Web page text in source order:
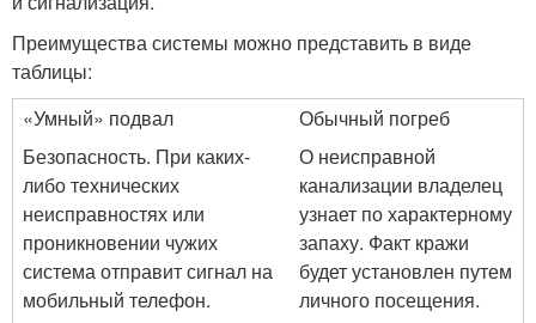
Преимущества системы можно представить в виде
таблицы:
«Умный» подвал
Обычный погреб
Безопасность. При каких-
либо технических
неисправностях или
проникновении чужих
система отправит сигнал на
мобильный телефон.
О неисправной
канализации владелец
узнает по характерному
запаху. Факт кражи
будет установлен путем
личного посещения.